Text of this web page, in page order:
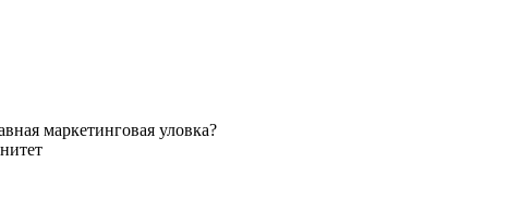
маркетинговая уловка?